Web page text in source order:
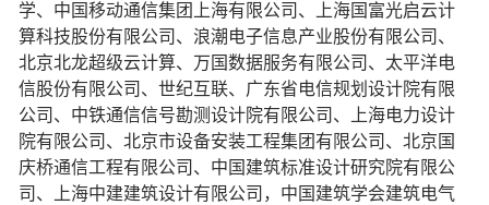
学、中国移动通信集团上海有限公司、上海国富光启云计
算科技股份有限公司、浪潮电子信息产业股份有限公司、
北京北龙超级云计算、万国数据服务有限公司、太平洋电
信股份有限公司、世纪互联、广东省电信规划设计院有限
公司、中铁通信信号勘测设计院有限公司、上海电力设计
院有限公司、北京市设备安装工程集团有限公司、北京国
庆桥通信工程有限公司、中国建筑标准设计研究院有限公
司、上海中建建筑设计有限公司，中国建筑学会建筑电气